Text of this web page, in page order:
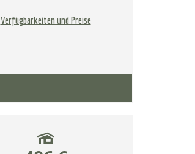
Verfügbarkeiten und Preise